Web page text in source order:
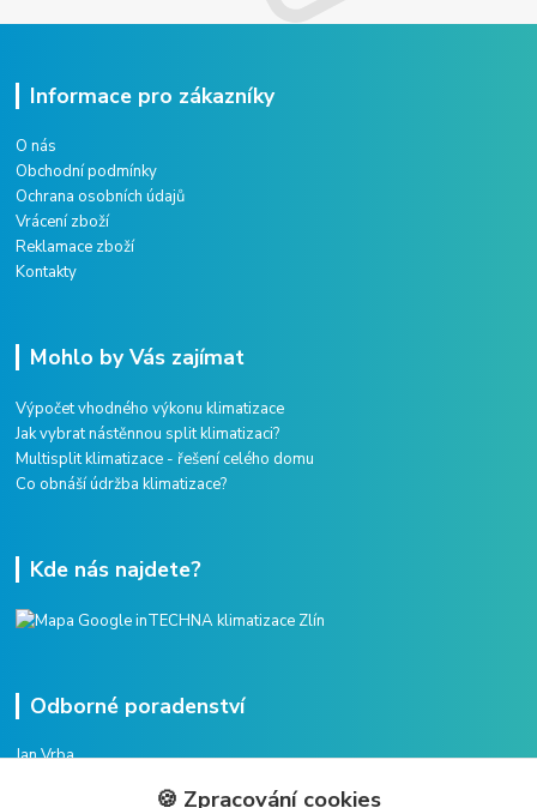
Informace pro zákazníky
O nás
Obchodní podmínky
Ochrana osobních údajů
Vrácení zboží
Reklamace zboží
Kontakty
Mohlo by Vás zajímat
Výpočet vhodného výkonu klimatizace
Jak vybrat nástěnnou split klimatizaci?
Multisplit klimatizace - řešení celého domu
Co obnáší údržba klimatizace?
Kde nás najdete?
Odborné poradenství
Jan Vrba
🍪 Zpracování cookies